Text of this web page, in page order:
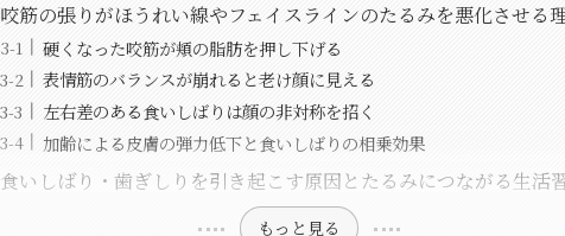
咬筋の張りがほうれい線やフェイスラインのたるみを悪化させる
硬くなった咬筋が頬の脂肪を押し下げる
表情筋のバランスが崩れると老け顔に見える
左右差のある食いしばりは顔の非対称を招く
加齢による皮膚の弾力低下と食いしばりの相乗効果
食いしばり・歯ぎしりを引き起こす原因とたるみにつながる生活
もっと見る